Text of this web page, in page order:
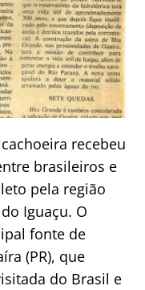
recebeu
brasileiros e
pela região
Iguaçu. O
fonte de
(PR), que
do Brasil e